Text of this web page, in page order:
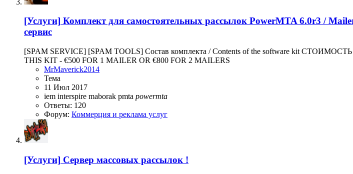
[Услуги] Комплект для самостоятельных рассылок PowerMTA 6.0r3 /
сервис
[SPAM SERVICE] [SPAM TOOLS] Состав комплекта / Contents of the software kit
THIS KIT - €500 FOR 1 MAILER OR €800 FOR 2 MAILERS
MrMaverick2014
Тема
11 Июл 2017
iem interspire maborak pmta powermta
Ответы: 120
Форум: Коммерция и реклама услуг
[Услуги] Сервер массовых рассылок !